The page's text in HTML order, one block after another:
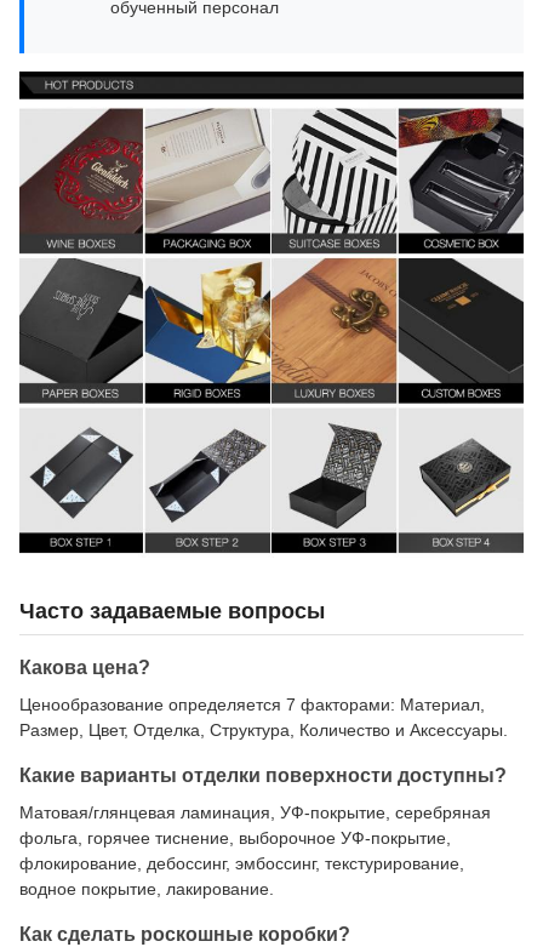
обученный персонал
Часто задаваемые вопросы
Какова цена?
Ценообразование определяется 7 факторами: Материал,
Размер, Цвет, Отделка, Структура, Количество и Аксессуары.
Какие варианты отделки поверхности доступны?
Матовая/глянцевая ламинация, УФ-покрытие, серебряная
фольга, горячее тиснение, выборочное УФ-покрытие,
флокирование, дебоссинг, эмбоссинг, текстурирование,
водное покрытие, лакирование.
Как сделать роскошные коробки?